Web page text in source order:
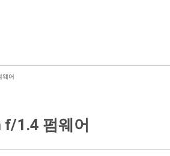
웨어
f/1.4 펌웨어